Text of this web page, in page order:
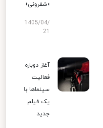
«شفرونی»
1405/04/
آغاز دوباره
فعالیت
سینماها با
یک فیلم
جدید